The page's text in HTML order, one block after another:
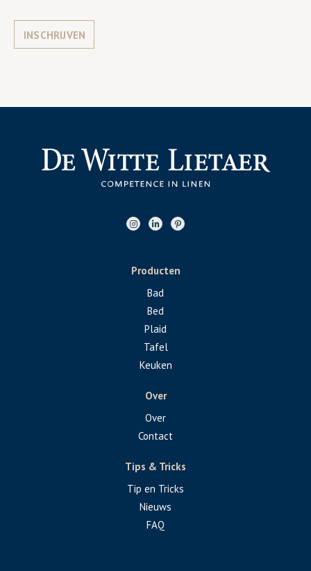
INSCHRIJVEN
Producten
Bad
Bed
Plaid
Tafel
Keuken
Over
Over
Contact
Tips & Tricks
Tip en Tricks
Nieuws
FAQ